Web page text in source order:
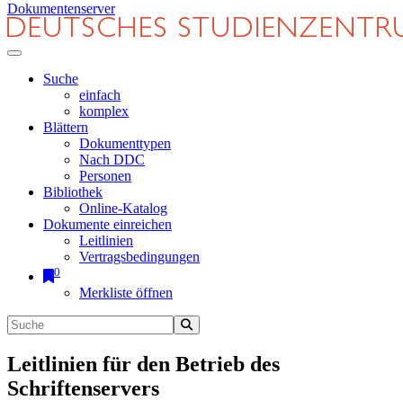
Dokumentenserver
Suche
einfach
komplex
Blättern
Dokumenttypen
Nach DDC
Personen
Bibliothek
Online-Katalog
Dokumente einreichen
Leitlinien
Vertragsbedingungen
0
Merkliste öffnen
Leitlinien für den Betrieb des
Schriftenservers